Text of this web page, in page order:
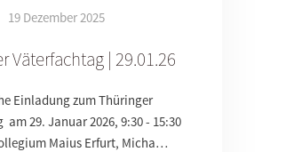
19 Dezember 2025
Väterfachtag | 29.01.26
Einladung zum Thüringer
29. Januar 2026, 9:30 - 15:30
Maius Erfurt, Micha…